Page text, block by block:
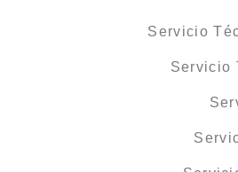
Servicio
Servicio